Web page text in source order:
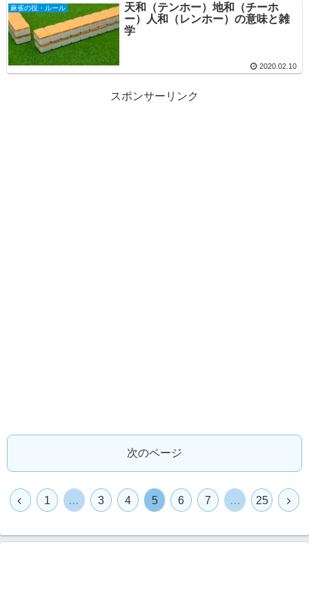
麻雀の役・ルール
天和（テンホー）地和（チーホ
ー）人和（レンホー）の意味と雑
学
2020.02.10
スポンサーリンク
次のページ
1 … 3 4 5 6 7 … 25